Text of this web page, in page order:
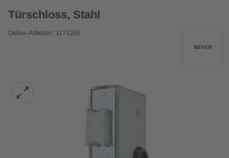
Türschloss, Stahl
Online-Artikelnr.: 1171266
BEVER